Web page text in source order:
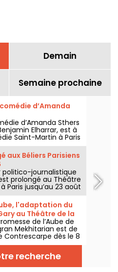
Demain
Semaine prochaine
d’Amanda
d’Amanda Sthers
Elharrar, est à
Saint-Martin à Paris
aux Béliers Parisiens
politico-journalistique
prolongé au Théâtre
Paris jusqu’au 23 août
du mardi au
l'adaptation du
au Théâtre de la
de l’Aube de
Mekhitarian est de
Contrescarpe dès le 8
recherche